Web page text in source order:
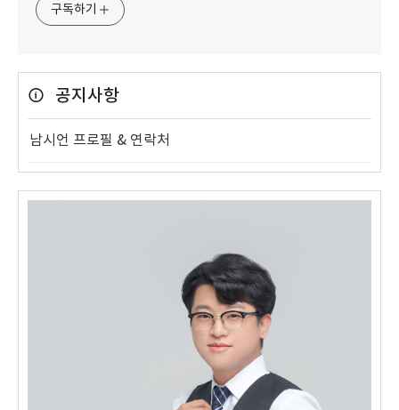
구독하기
공지사항
남시언 프로필 & 연락처